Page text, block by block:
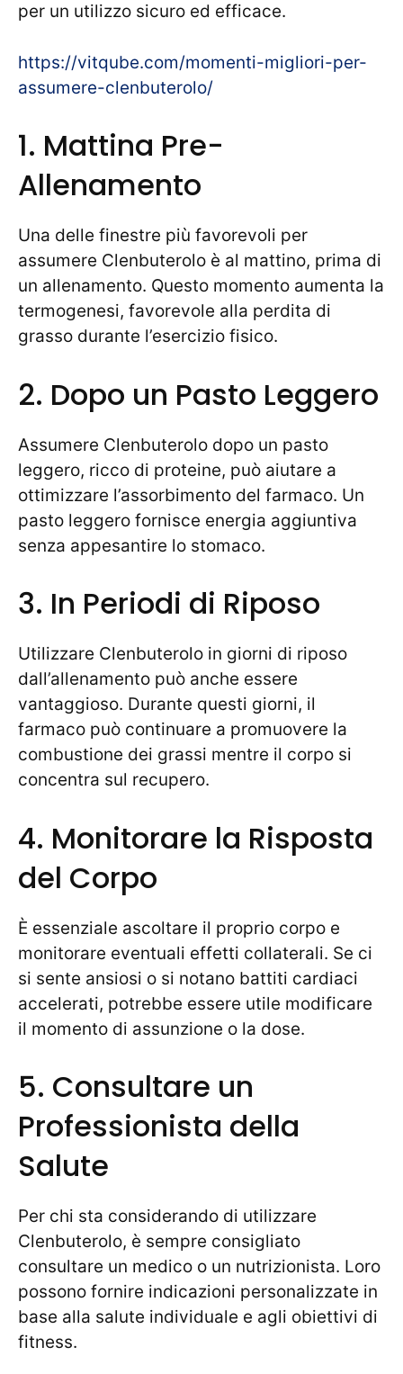
per un utilizzo sicuro ed efficace.
https://vitqube.com/momenti-migliori-per-
assumere-clenbuterolo/
1. Mattina Pre-
Allenamento
Una delle finestre più favorevoli per
assumere Clenbuterolo è al mattino, prima di
un allenamento. Questo momento aumenta la
termogenesi, favorevole alla perdita di
grasso durante l’esercizio fisico.
2. Dopo un Pasto Leggero
Assumere Clenbuterolo dopo un pasto
leggero, ricco di proteine, può aiutare a
ottimizzare l’assorbimento del farmaco. Un
pasto leggero fornisce energia aggiuntiva
senza appesantire lo stomaco.
3. In Periodi di Riposo
Utilizzare Clenbuterolo in giorni di riposo
dall’allenamento può anche essere
vantaggioso. Durante questi giorni, il
farmaco può continuare a promuovere la
combustione dei grassi mentre il corpo si
concentra sul recupero.
4. Monitorare la Risposta
del Corpo
È essenziale ascoltare il proprio corpo e
monitorare eventuali effetti collaterali. Se ci
si sente ansiosi o si notano battiti cardiaci
accelerati, potrebbe essere utile modificare
il momento di assunzione o la dose.
5. Consultare un
Professionista della
Salute
Per chi sta considerando di utilizzare
Clenbuterolo, è sempre consigliato
consultare un medico o un nutrizionista. Loro
possono fornire indicazioni personalizzate in
base alla salute individuale e agli obiettivi di
fitness.